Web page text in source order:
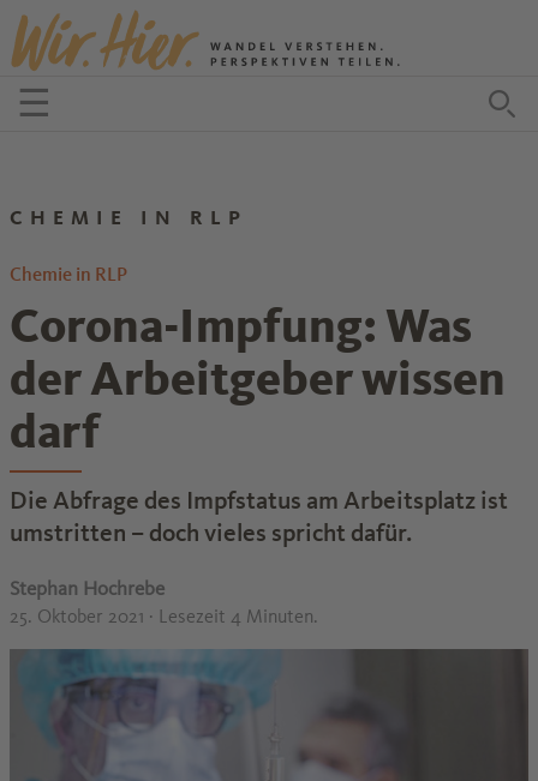
Zum Inhalt springen
☰Menü öffnen
CHEMIE IN RLP
Chemie in RLP
Corona-Impfung: Was
der Arbeitgeber wissen
darf
Die Abfrage des Impfstatus am Arbeitsplatz ist
umstritten – doch vieles spricht dafür.
Stephan Hochrebe
25. Oktober 2021 · Lesezeit 4 Minuten.